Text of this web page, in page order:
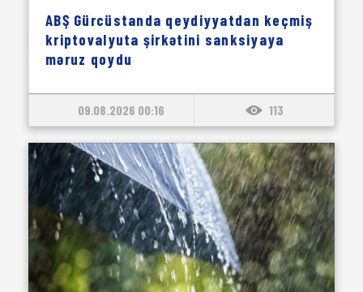
ABŞ Gürcüstanda qeydiyyatdan keçmiş
kriptovalyuta şirkətini sanksiyaya
məruz qoydu
09.08.2026 00:16 113